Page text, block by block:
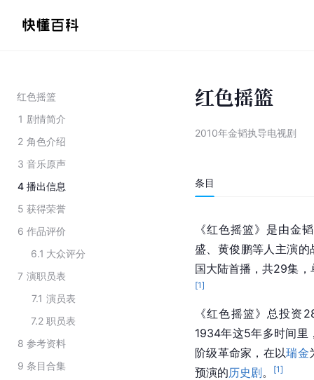
红色摇篮
1 剧情简介
2 角色介绍
3 音乐原声
4 播出信息
5 获得荣誉
6 作品评价
6.1 大众评分
7 演职员表
7.1 演员表
7.2 职员表
8 参考资料
9 条目合集
红色摇篮
2010年金韬执导电视剧
条目
《红色摇篮》是由金
盛、黄俊鹏等人主演
国大陆首播，共29集
[1]
《红色摇篮》总投资
1934年这5年多时间里
阶级革命家，在以瑞金
预演的历史剧。 [1]